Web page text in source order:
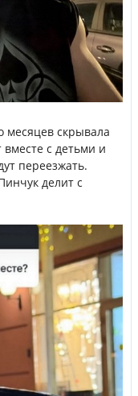
месяцев скрывала
вместе с детьми и
переезжать.
делит с